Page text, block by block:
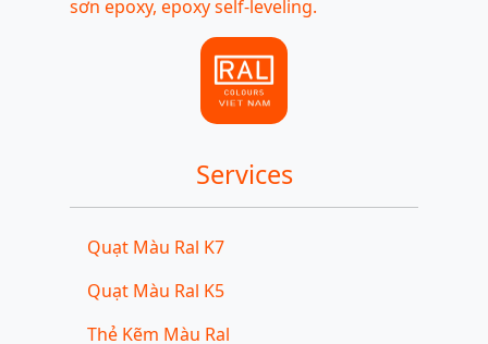
sơn epoxy, epoxy self-leveling.
Services
Quạt Màu Ral K7
Quạt Màu Ral K5
Thẻ Kẽm Màu Ral